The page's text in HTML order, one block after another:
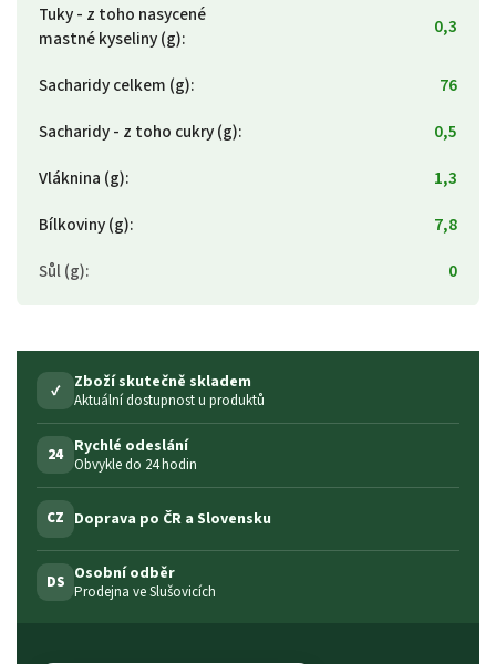
Tuky - z toho nasycené
mastné kyseliny (g): 0,3
Sacharidy celkem (g):
76
Sacharidy - z toho cukry (g):
0,5
Vláknina (g):
1,3
Bílkoviny (g):
7,8
Sůl (g): 0
✓ Zboží skutečně skladem
Aktuální dostupnost u produktů
24 Rychlé odeslání
Obvykle do 24 hodin
CZ Doprava po ČR a Slovensku
DS Osobní odběr
Prodejna ve Slušovicích